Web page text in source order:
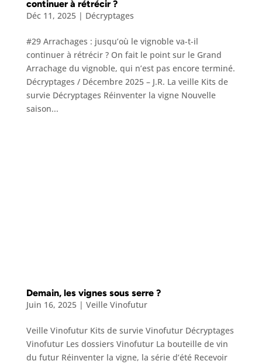
continuer à rétrécir ?
Déc 11, 2025| Décryptages
#29 Arrachages : jusqu’où le vignoble va-t-il
continuer à rétrécir ? On fait le point sur le Grand
Arrachage du vignoble, qui n’est pas encore terminé.
Décryptages / Décembre 2025 – J.R. La veille Kits de
survie Décryptages Réinventer la vigne Nouvelle
saison...
Demain, les vignes sous serre ?
Juin 16, 2025| Veille Vinofutur
Veille Vinofutur Kits de survie Vinofutur Décryptages
Vinofutur Les dossiers Vinofutur La bouteille de vin
du futur Réinventer la vigne, la série d’été Recevoir